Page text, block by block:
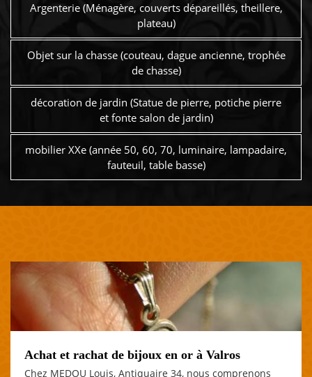
Argenterie (Ménagère, couverts dépareillés, theillere,
plateau)
Objet sur la chasse (couteau, dague ancienne, trophée
de chasse)
décoration de jardin (Statue de pierre, potiche pierre
et fonte salon de jardin)
mobilier XXe (année 50, 60, 70, luminaire, lampadaire,
fauteuil, table basse)
Achat et rachat de bijoux en or à Valros
Chez MEDOU Louis, Antiquaire 34, nous comprenons